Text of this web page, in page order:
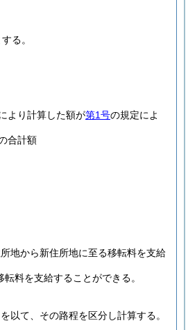
る。
より計算した額が第1号の規定によ
合計額
地から新住所地に至る移転料を支給
料を支給することができる。
以て、その路程を区分し計算する。